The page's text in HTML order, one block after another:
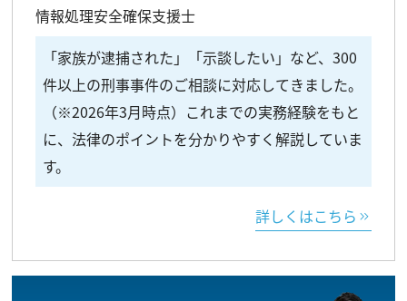
情報処理安全確保支援士
「家族が逮捕された」「示談したい」など、300
件以上の刑事事件のご相談に対応してきました。
（※2026年3月時点）これまでの実務経験をもと
に、法律のポイントを分かりやすく解説していま
す。
詳しくはこちら